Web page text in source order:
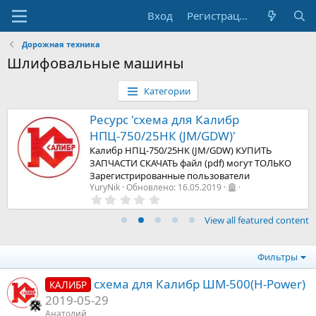
Вход Регистрация
Дорожная техника
Шлифовальные машины
Категории
Ресурс 'схема для Калибр
НПЦ-750/25НК (JM/GDW)'
Калибр НПЦ-750/25НК (JM/GDW) КУПИТЬ
ЗАПЧАСТИ СКАЧАТЬ файл (pdf) могут ТОЛЬКО
Зарегистрированные пользователи
YuryNik Обновлено: 16.05.2019
,
0
в
з
д
View all featured content
Фильтры
КАЛИБР схема для Калибр ШМ-500(H-Power)
2019-05-29